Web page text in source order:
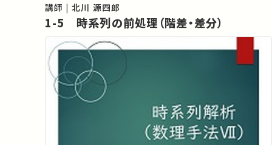
講師 | 北川 源四郎
1-5 時系列の前処理（階差・差分）